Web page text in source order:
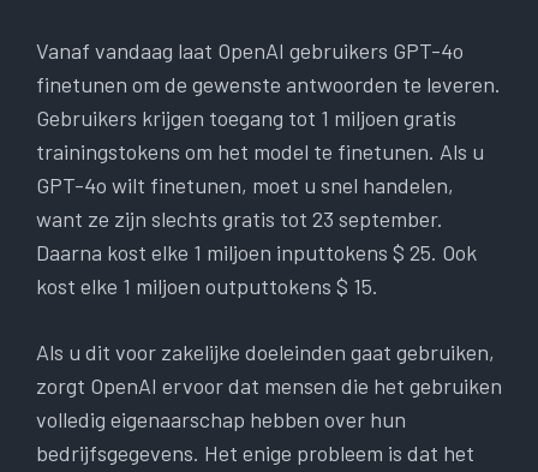
Vanaf vandaag laat OpenAI gebruikers GPT-4o
finetunen om de gewenste antwoorden te leveren.
Gebruikers krijgen toegang tot 1 miljoen gratis
trainingstokens om het model te finetunen. Als u
GPT-4o wilt finetunen, moet u snel handelen,
want ze zijn slechts gratis tot 23 september.
Daarna kost elke 1 miljoen inputtokens $ 25. Ook
kost elke 1 miljoen outputtokens $ 15.
Als u dit voor zakelijke doeleinden gaat gebruiken,
zorgt OpenAI ervoor dat mensen die het gebruiken
volledig eigenaarschap hebben over hun
bedrijfsgegevens. Het enige probleem is dat het